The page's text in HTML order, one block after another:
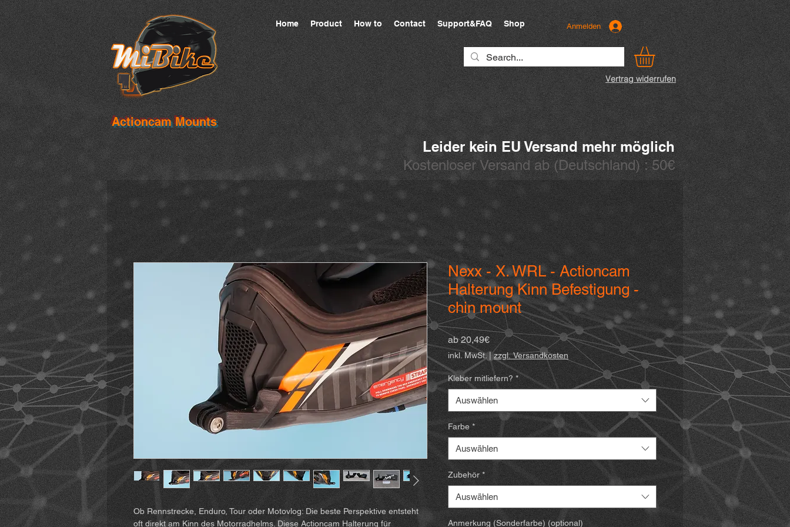
Actioncam Mounts
Leider kein EU Versand mehr möglich
Kostenloser Versand ab (Deutschland) : 50€
Home Product How to Contact Support&FAQ Shop Anmelden
Vertrag widerrufen
Ob Rennstrecke, Enduro, Tour oder Motovlog: Die beste Perspektive entsteht
oft direkt am Kinn des Motorradhelms. Diese Actioncam Halterung für
Nexx - X. WRL - Actioncam
Halterung Kinn Befestigung -
chin mount
ab20,49€Sale-
Preis
inkl. MwSt.|zzgl. Versandkosten
Kleber mitliefern? *
Auswählen
Farbe *
Auswählen
Zubehör *
Auswählen
Anmerkung (Sonderfarbe) (optional)